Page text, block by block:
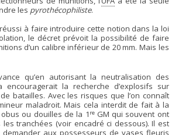
les pyrothécophiliste.
à faire introduire cette notion dans la loi
le décret prévoit la possibilité de faire
d’un calibre inférieur de 20 mm. Mais les
qu’en autorisant la neutralisation des
encouragerait la recherche d’explosifs sur
batailles. Avec les risques que l’on connaît
maladroit. Mais cela interdit de fait à la
ou douilles de la 1 reGM qui souvent ont
tranchées (voir encadré ci dessous). Il est